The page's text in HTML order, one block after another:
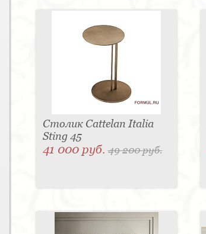
Столик Cattelan Italia
Sting 45
41 000 руб.49 200 руб.